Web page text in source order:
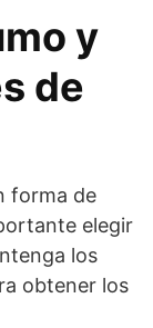
y
de
forma de
elegir
los
obtener los